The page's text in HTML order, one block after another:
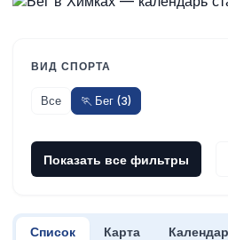
ВИД СПОРТА
Все 🏃 Бег (3)
Показать все фильтры
Список Карта